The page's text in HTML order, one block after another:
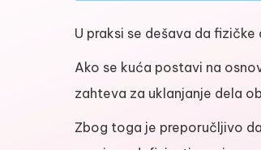
U praksi se dešava da
Ako se kuća postavi na
zahteva za uklanjanje dela
Zbog toga je preporučljivo